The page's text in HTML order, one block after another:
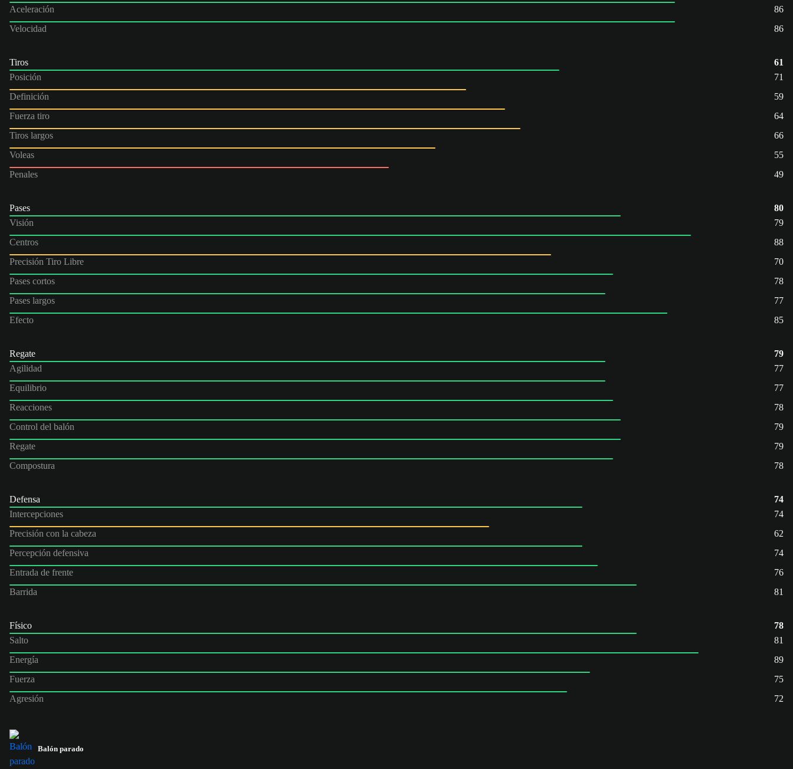
Aceleración
86
Velocidad
86
Tiros
61
Posición
71
Definición
59
Fuerza tiro
64
Tiros largos
66
Voleas
55
Penales
49
Pases
80
Visión
79
Centros
88
Precisión Tiro Libre
70
Pases cortos
78
Pases largos
77
Efecto
85
Regate
79
Agilidad
77
Equilibrio
77
Reacciones
78
Control del balón
79
Regate
79
Compostura
78
Defensa
74
Intercepciones
74
Precisión con la cabeza
62
Percepción defensiva
74
Entrada de frente
76
Barrida
81
Físico
78
Salto
81
Energía
89
Fuerza
75
Agresión
72
Balón parado